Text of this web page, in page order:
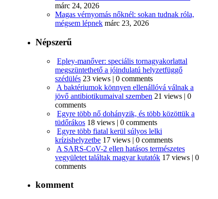
márc 24, 2026
Magas vérnyomás nőknél: sokan tudnak róla,
mégsem lépnek márc 23, 2026
Népszerű
Epley-manőver: speciális tornagyakorlattal
megszüntethető a jóindulatú helyzetfüggő
szédülés 23 views | 0 comments
A baktériumok könnyen ellenállóvá válnak a
jövő antibiotikumaival szemben 21 views | 0
comments
Egyre több nő dohányzik, és több közöttük a
tüdőrákos 18 views | 0 comments
Egyre több fiatal kerül súlyos lelki
krízishelyzetbe 17 views | 0 comments
A SARS-CoV-2 ellen hatásos természetes
vegyületet találtak magyar kutatók 17 views | 0
comments
komment